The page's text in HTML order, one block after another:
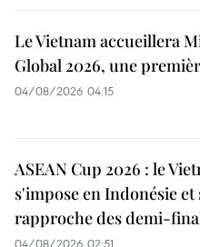
Le Vietnam accueillera
Global 2026, une
04/08/2026 04:15
ASEAN Cup 2026 : le
s'impose en Indonésie et
rapproche des demi-
04/08/2026 02:51